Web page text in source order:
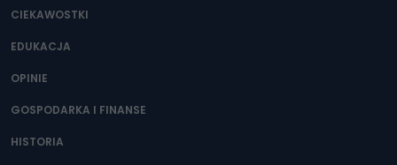
CIEKAWOSTKI
EDUKACJA
OPINIE
GOSPODARKA I FINANSE
HISTORIA